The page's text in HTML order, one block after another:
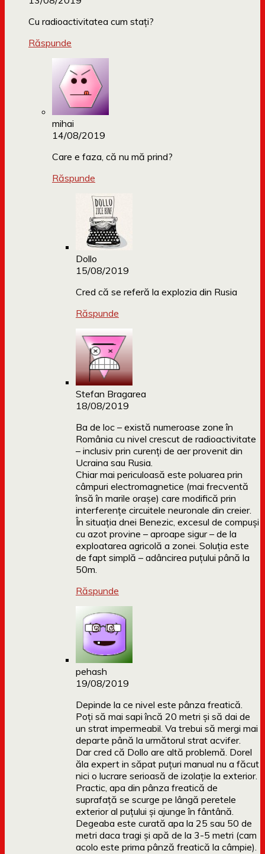
Cu radioactivitatea cum stați?
Răspunde
mihai
14/08/2019
Care e faza, că nu mă prind?
Răspunde
Dollo
15/08/2019
Cred că se referă la explozia din Rusia
Răspunde
Stefan Bragarea
18/08/2019
Ba de loc – există numeroase zone în
România cu nivel crescut de radioactivitate
– inclusiv prin curenți de aer provenit din
Ucraina sau Rusia.
Chiar mai periculoasă este poluarea prin
câmpuri electromagnetice (mai frecventă
însă în marile orașe) care modifică prin
interferențe circuitele neuronale din creier.
În situația dnei Benezic, excesul de compuși
cu azot provine – aproape sigur – de la
exploatarea agricolă a zonei. Soluția este
de fapt simplă – adâncirea puțului până la
50m.
Răspunde
pehash
19/08/2019
Depinde la ce nivel este pânza freatică.
Poți să mai sapi încă 20 metri și să dai de
un strat impermeabil. Va trebui să mergi mai
departe până la următorul strat acvifer.
Dar cred că Dollo are altă problemă. Dorel
ăla expert in săpat puțuri manual nu a făcut
nici o lucrare serioasă de izolație la exterior.
Practic, apa din pânza freatică de
suprafață se scurge pe lângă peretele
exterior al puțului și ajunge în fântână.
Degeaba este curată apa la 25 sau 50 de
metri daca tragi și apă de la 3-5 metri (cam
acolo este prima pânză freatică la câmpie).